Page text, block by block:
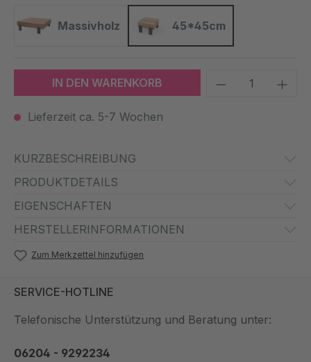
Massivholz
Massivholz
45*45cm
45*45cm
IN DEN WARENKORB Produkt
Lieferzeit ca. 5-7 Wochen
KURZBESCHREIBUNG
PRODUKTDETAILS
EIGENSCHAFTEN
HERSTELLERINFORMATIONEN
Zum Merkzettel hinzufügen
SERVICE-HOTLINE
Telefonische Unterstützung und Beratung unter:
06204 - 9292234